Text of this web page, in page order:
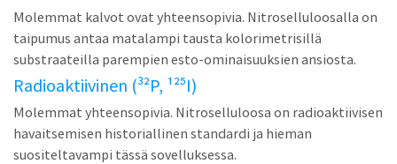
Molemmat kalvot ovat yhteensopivia. Nitroselluloosalla on
taipumus antaa matalampi tausta kolorimetrisillä
substraateilla parempien esto-ominaisuuksien ansiosta.
Radioaktiivinen (³²P, ¹²⁵I)
Molemmat yhteensopivia. Nitroselluloosa on radioaktiivisen
havaitsemisen historiallinen standardi ja hieman
suositeltavampi tässä sovelluksessa.